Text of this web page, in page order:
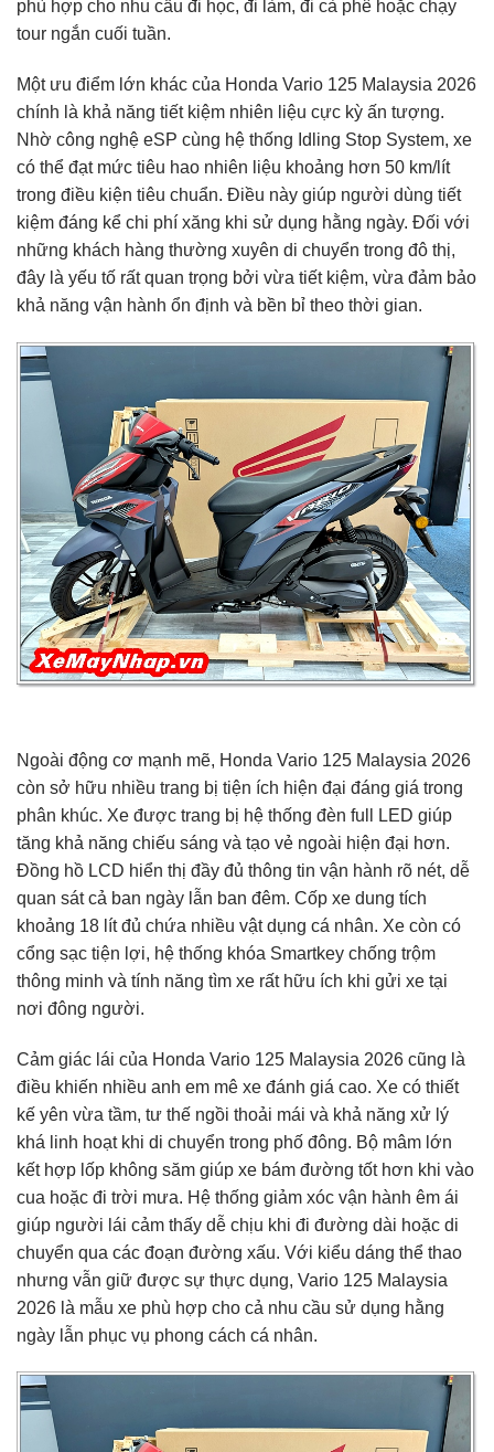
phù hợp cho nhu cầu đi học, đi làm, đi cà phê hoặc chạy
tour ngắn cuối tuần.
Một ưu điểm lớn khác của Honda Vario 125 Malaysia 2026
chính là khả năng tiết kiệm nhiên liệu cực kỳ ấn tượng.
Nhờ công nghệ eSP cùng hệ thống Idling Stop System, xe
có thể đạt mức tiêu hao nhiên liệu khoảng hơn 50 km/lít
trong điều kiện tiêu chuẩn. Điều này giúp người dùng tiết
kiệm đáng kể chi phí xăng khi sử dụng hằng ngày. Đối với
những khách hàng thường xuyên di chuyển trong đô thị,
đây là yếu tố rất quan trọng bởi vừa tiết kiệm, vừa đảm bảo
khả năng vận hành ổn định và bền bỉ theo thời gian.
Ngoài động cơ mạnh mẽ, Honda Vario 125 Malaysia 2026
còn sở hữu nhiều trang bị tiện ích hiện đại đáng giá trong
phân khúc. Xe được trang bị hệ thống đèn full LED giúp
tăng khả năng chiếu sáng và tạo vẻ ngoài hiện đại hơn.
Đồng hồ LCD hiển thị đầy đủ thông tin vận hành rõ nét, dễ
quan sát cả ban ngày lẫn ban đêm. Cốp xe dung tích
khoảng 18 lít đủ chứa nhiều vật dụng cá nhân. Xe còn có
cổng sạc tiện lợi, hệ thống khóa Smartkey chống trộm
thông minh và tính năng tìm xe rất hữu ích khi gửi xe tại
nơi đông người.
Cảm giác lái của Honda Vario 125 Malaysia 2026 cũng là
điều khiến nhiều anh em mê xe đánh giá cao. Xe có thiết
kế yên vừa tầm, tư thế ngồi thoải mái và khả năng xử lý
khá linh hoạt khi di chuyển trong phố đông. Bộ mâm lớn
kết hợp lốp không săm giúp xe bám đường tốt hơn khi vào
cua hoặc đi trời mưa. Hệ thống giảm xóc vận hành êm ái
giúp người lái cảm thấy dễ chịu khi đi đường dài hoặc di
chuyển qua các đoạn đường xấu. Với kiểu dáng thể thao
nhưng vẫn giữ được sự thực dụng, Vario 125 Malaysia
2026 là mẫu xe phù hợp cho cả nhu cầu sử dụng hằng
ngày lẫn phục vụ phong cách cá nhân.